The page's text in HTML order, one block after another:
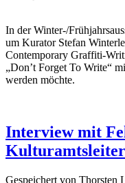
In der Winter-/
um Kurator Stefan
Contemporary Graffiti-
„Don’t Forget To Write“
werden möchte.
Interview mit
Gespeichert von Thorsten